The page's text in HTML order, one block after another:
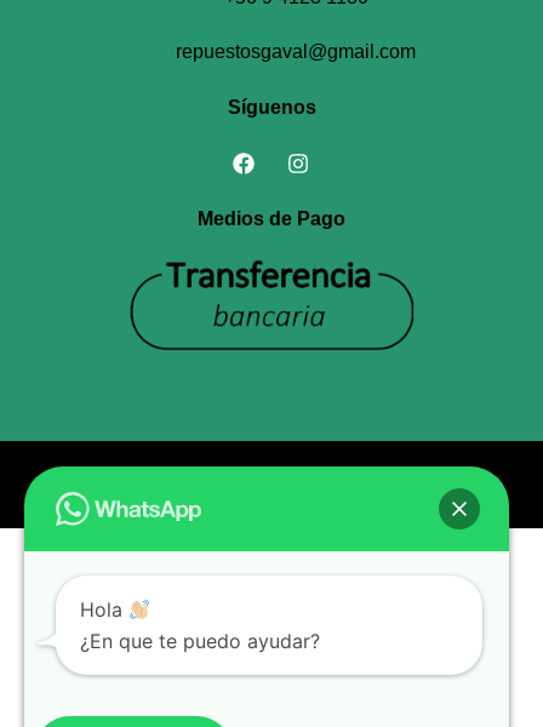
repuestosgaval@gmail.com
Síguenos
Medios de Pago
Hola
¿En que te puedo ayudar?